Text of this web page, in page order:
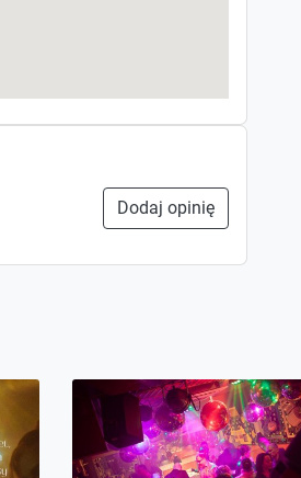
Dodaj opinię